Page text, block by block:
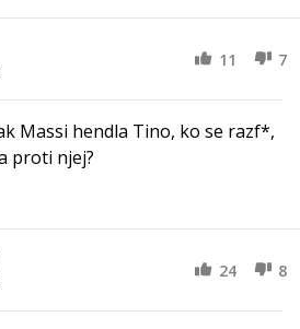
11 7
Massi hendla Tino, ko se razf*,
proti njej?
24 8